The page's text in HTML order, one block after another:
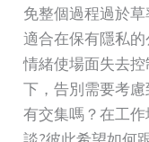
免整個過程過於
適合在保有隱私
情緒使場面失去
下，告別需要考
有交集嗎？在工